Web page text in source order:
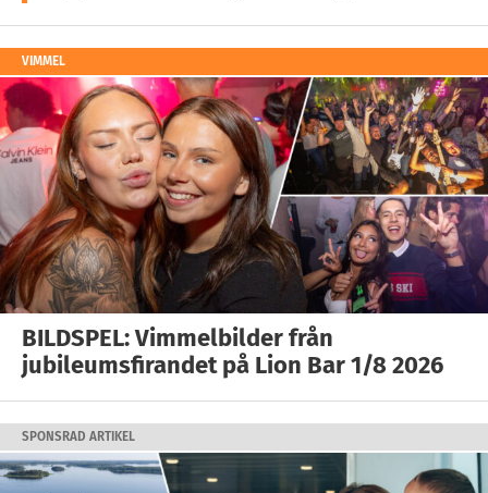
VIMMEL
BILDSPEL: Vimmelbilder från
jubileumsfirandet på Lion Bar 1/8 2026
SPONSRAD ARTIKEL